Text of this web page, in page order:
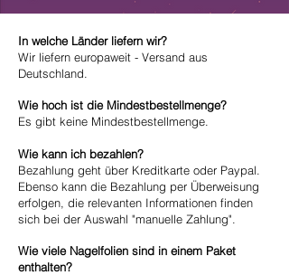
In welche Länder liefern wir?
Wir liefern europaweit - Versand aus
Deutschland.
Wie hoch ist die Mindestbestellmenge?
Es gibt keine Mindestbestellmenge.
Wie kann ich bezahlen?
Bezahlung geht über Kreditkarte oder Paypal.
Ebenso kann die Bezahlung per Überweisung
erfolgen, die relevanten Informationen finden
sich bei der Auswahl "manuelle Zahlung".
Wie viele Nagelfolien sind in einem Paket
enthalten?